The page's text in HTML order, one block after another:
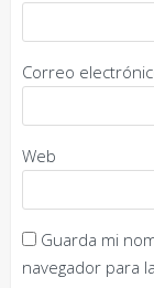
Correo
Web
Guarda mi
navegador para